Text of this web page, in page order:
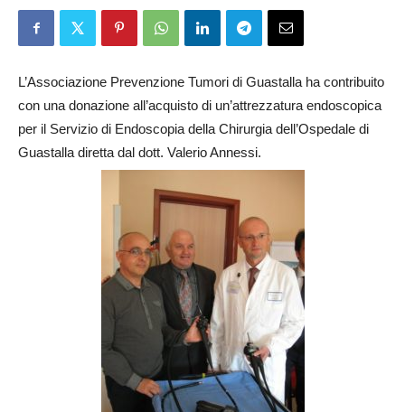
L’Associazione Prevenzione Tumori di Guastalla ha contribuito
con una donazione all’acquisto di un’attrezzatura endoscopica
per il Servizio di Endoscopia della Chirurgia dell’Ospedale di
Guastalla diretta dal dott. Valerio Annessi.